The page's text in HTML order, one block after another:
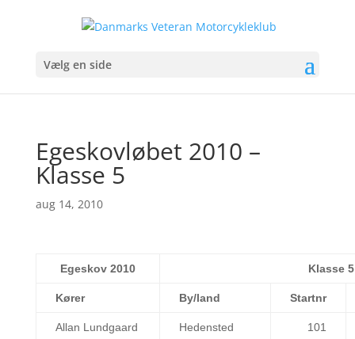
Vælg en side
Egeskovløbet 2010 –
Klasse 5
aug 14, 2010
Egeskov 2010 Klasse 5
Kører By/land Startnr
Allan Lundgaard Hedensted 101